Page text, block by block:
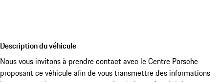
Description du véhicule
Nous vous invitons à prendre contact avec le Centre Porsche
proposant ce véhicule afin de vous transmettre des informations